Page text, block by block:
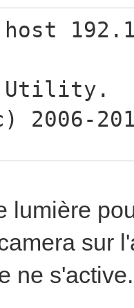
digital:
host
Utility.
2006-
lumière
sur
ne s'active.